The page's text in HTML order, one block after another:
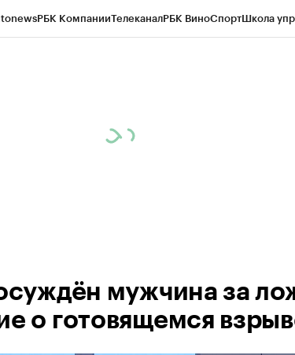
РБК КомпанииТелеканалРБК ВиноСпортШкола
мужчина за
о готовящемся